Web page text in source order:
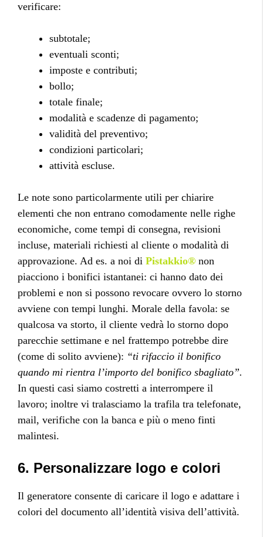
verificare:
subtotale;
eventuali sconti;
imposte e contributi;
bollo;
totale finale;
modalità e scadenze di pagamento;
validità del preventivo;
condizioni particolari;
attività escluse.
Le note sono particolarmente utili per chiarire
elementi che non entrano comodamente nelle righe
economiche, come tempi di consegna, revisioni
incluse, materiali richiesti al cliente o modalità di
approvazione. Ad es. a noi di Pistakkio® non
piacciono i bonifici istantanei: ci hanno dato dei
problemi e non si possono revocare ovvero lo storno
avviene con tempi lunghi. Morale della favola: se
qualcosa va storto, il cliente vedrà lo storno dopo
parecchie settimane e nel frattempo potrebbe dire
(come di solito avviene): “ti rifaccio il bonifico
quando mi rientra l’importo del bonifico sbagliato”.
In questi casi siamo costretti a interrompere il
lavoro; inoltre vi tralasciamo la trafila tra telefonate,
mail, verifiche con la banca e più o meno finti
malintesi.
6. Personalizzare logo e colori
Il generatore consente di caricare il logo e adattare i
colori del documento all’identità visiva dell’attività.